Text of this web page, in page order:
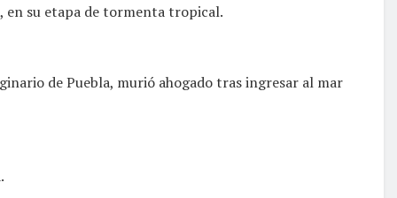
en su etapa de tormenta tropical.
de Puebla, murió ahogado tras ingresar al mar